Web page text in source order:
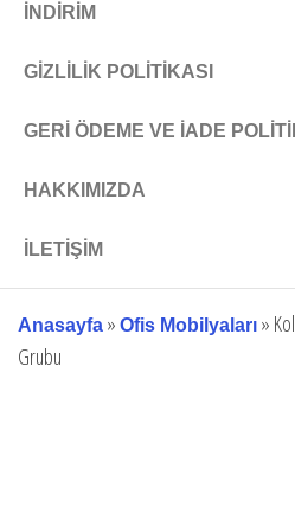
İNDIRIM
GIZLILIK POLITIKASI
GERI ÖDEME VE İADE
HAKKIMIZDA
İLETIŞIM
Anasayfa » Ofis Mobilyaları »
Grubu